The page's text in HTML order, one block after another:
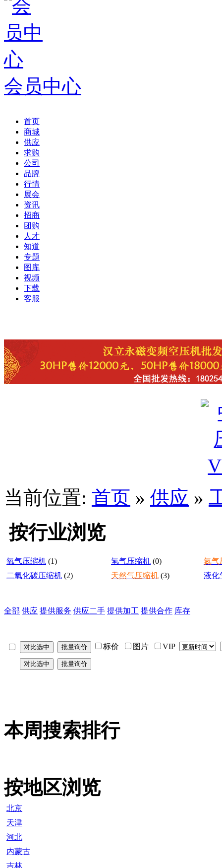
会员中心
首页
商城
供应
求购
公司
品牌
行情
展会
资讯
招商
团购
人才
知道
专题
图库
视频
下载
客服
当前位置: 首页 » 供应 »
按行业浏览
氧气压缩机 (1) 氢气压缩机 (0)
氮气
二氧化碳压缩机 (2) 天然气压缩机 (3) 液化
全部 供应 提供服务 供应二手 提供加工 提供合作 库存
标价 图片 VIP
本周搜索排行
按地区浏览
北京
天津
河北
内蒙古
吉林